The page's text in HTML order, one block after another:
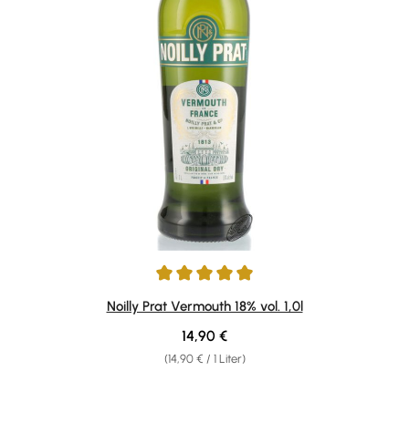
Durchschnittliche Bewertung von 4.92 von 5 Sternen
Noilly Prat Vermouth 18% vol. 1,0l
(14,90 € / 1 Liter)
Regulärer Preis:
14,90 €